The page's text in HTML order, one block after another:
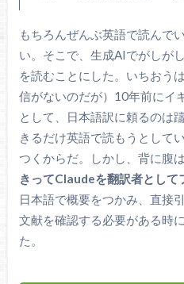
もちろんぜんぶ英語で読んで
い。そこで、生成AIでがしが
を読むことにした。いちおう
信がないのだが）10年前にイ
として、日本語訳に頼るのは
きるだけ英語で読もうとして
つくからだ。しかし、背に腹
きってClaudeを翻訳者として
日本語で概要をつかみ、直接
文献を確認する必要がある時
た。